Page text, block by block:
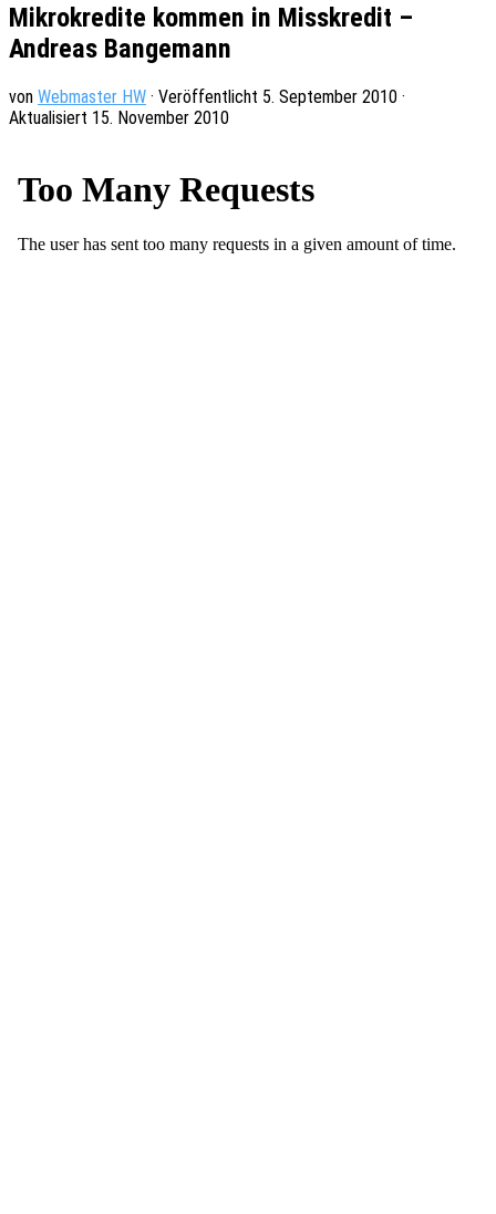
Mikrokredite kommen in Misskredit –
Andreas Bangemann
von Webmaster HW · Veröffentlicht 5. September 2010 ·
Aktualisiert 15. November 2010